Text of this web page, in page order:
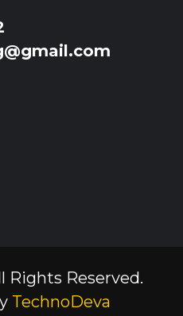
Rights Reserved.
TechnoDeva